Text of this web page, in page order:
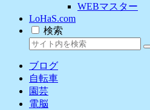
WEBマスター
LoHaS.com
検索
ブログ
自転車
園芸
電脳